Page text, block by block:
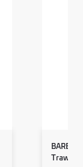
Trawa